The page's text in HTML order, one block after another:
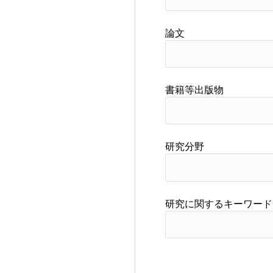
論文
書籍等出版物
研究分野
研究に関するキーワード